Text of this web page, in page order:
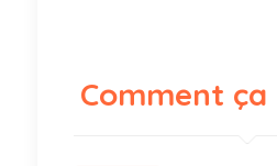
Comment ça